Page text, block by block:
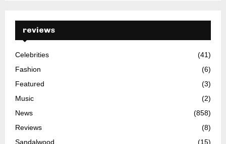
reviews
Celebrities
(41)
Fashion
(6)
Featured
(3)
Music
(2)
News
(858)
Reviews
(8)
Sandalwood
(15)